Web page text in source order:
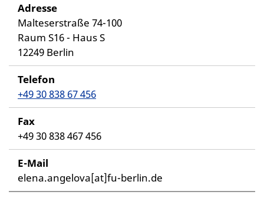
Adresse
Malteserstraße 74-100
Raum S16 - Haus S
12249 Berlin
Telefon
+49 30 838 67 456
Fax
+49 30 838 467 456
E-Mail
elena.angelova[at]fu-berlin.de